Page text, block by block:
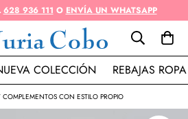
628 936 111 O ENVÍA UN WHATSAPP
COLECCIÓN REBAJAS ROPA
COMPLEMENTOS CON ESTILO PROPIO